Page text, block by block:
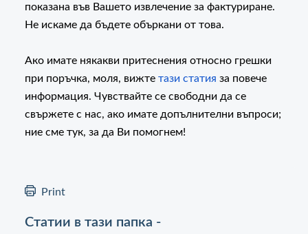
показана във Вашето извлечение за фактуриране.
Не искаме да бъдете объркани от това.
Ако имате някакви притеснения относно грешки
при поръчка, моля, вижте тази статия за повече
информация. Чувствайте се свободни да се
свържете с нас, ако имате допълнителни въпроси;
ние сме тук, за да Ви помогнем!
Print
Статии в тази папка -